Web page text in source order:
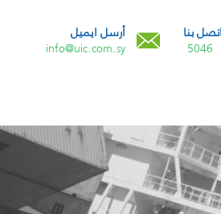
أرسل ايميل
info@uic.com.sy
اتصل بنا
5046